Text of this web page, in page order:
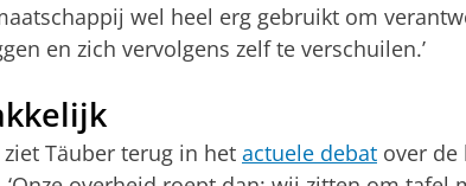
wel heel erg gebruikt om
en zich vervolgens zelf te verschuilen.’
Täuber terug in het actuele debat over de